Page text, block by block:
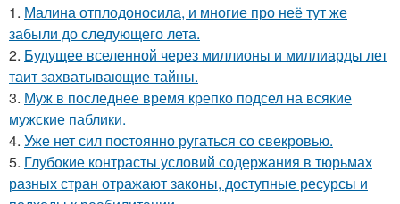
1. Малина отплодоносила, и многие про неё тут же
забыли до следующего лета.
2. Будущее вселенной через миллионы и миллиарды лет
таит захватывающие тайны.
3. Муж в последнее время крепко подсел на всякие
мужские паблики.
4. Уже нет сил постоянно ругаться со свекровью.
5. Глубокие контрасты условий содержания в тюрьмах
разных стран отражают законы, доступные ресурсы и